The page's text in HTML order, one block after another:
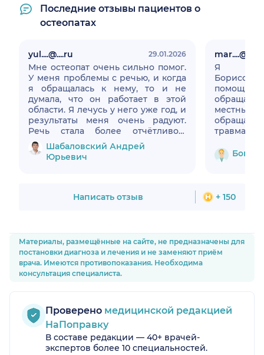
Последние отзывы пациентов о
остеопатах
yul....@....ru 29.01.2026
Мне остеопат очень сильно помог.
У меня проблемы с речью, и когда
я обращалась к нему, то и не
думала, что он работает в этой
области. Я лечусь у него уже год, и
результаты меня очень радуют.
Речь стала более отчётливой,
голос — увереннее, а «каши во
рту» стало меньше. Обратилась я к
Андрею Юрьевичу в 19 лет. После
очень понятно доносит
Шабаловский Андрей
Юрьевич
Я
местные
опухшего
годы
Написать отзыв + 150
Материалы, размещённые на сайте, не предназначены для
постановки диагноза и лечения и не заменяют приём
врача. Имеются противопоказания. Необходима
консультация специалиста.
Проверено медицинской редакцией
НаПоправку
В составе редакции — 40+ врачей-
экспертов более 10 специальностей.